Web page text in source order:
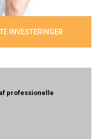
INVESTERINGER
professionelle